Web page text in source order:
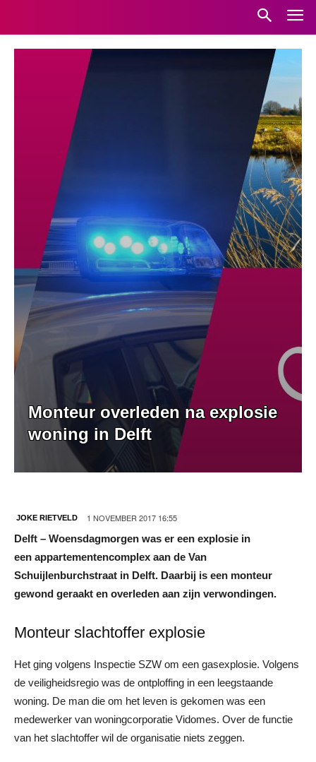
Monteur overleden na explosie
woning in Delft
JOKE RIETVELD 1 NOVEMBER 2017 16:55
Delft – Woensdagmorgen was er een explosie in
een appartementencomplex aan de Van
Schuijlenburchstraat in Delft. Daarbij is een monteur
gewond geraakt en overleden aan zijn verwondingen.
Monteur slachtoffer explosie
Het ging volgens Inspectie SZW om een gasexplosie. Volgens
de veiligheidsregio was de ontploffing in een leegstaande
woning. De man die om het leven is gekomen was een
medewerker van woningcorporatie Vidomes. Over de functie
van het slachtoffer wil de organisatie niets zeggen.